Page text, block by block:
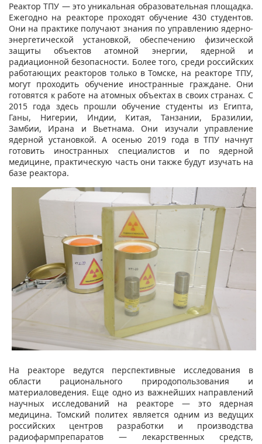
Реактор ТПУ — это уникальная образовательная площадка.
Ежегодно на реакторе проходят обучение 430 студентов.
Они на практике получают знания по управлению ядерно-
энергетической установкой, обеспечению физической
защиты объектов атомной энергии, ядерной и
радиационной безопасности. Более того, среди российских
работающих реакторов только в Томске, на реакторе ТПУ,
могут проходить обучение иностранные граждане. Они
готовятся к работе на атомных объектах в своих странах. С
2015 года здесь прошли обучение студенты из Египта,
Ганы, Нигерии, Индии, Китая, Танзании, Бразилии,
Замбии, Ирана и Вьетнама. Они изучали управление
ядерной установкой. А осенью 2019 года в ТПУ начнут
готовить иностранных специалистов и по ядерной
медицине, практическую часть они также будут изучать на
базе реактора.
На реакторе ведутся перспективные исследования в
области рационального природопользования и
материаловедения. Еще одно из важнейших направлений
научных исследований на реакторе — это ядерная
медицина. Томский политех является одним из ведущих
российских центров разработки и производства
радиофармпрепаратов — лекарственных средств,